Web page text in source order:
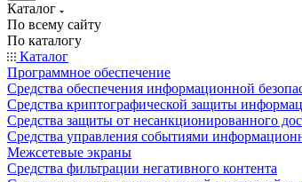
Каталог
По всему сайту
По каталогу
Каталог
Программное обеспечение
Средства обеспечения информационной
Средства криптографической защиты
Средства защиты от несанкционированного
Средства управления событиями
Межсетевые экраны
Средства фильтрации негативного контента